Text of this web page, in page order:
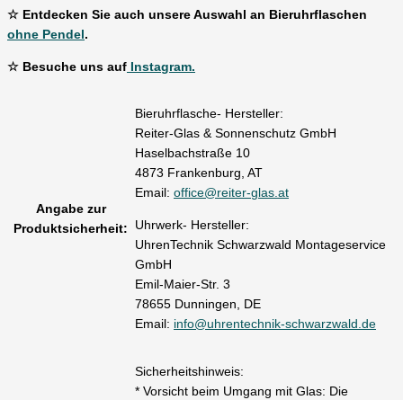
☆ Entdecken Sie auch unsere Auswahl an Bieruhrflaschen
ohne Pendel .
☆ Besuche uns auf Instagram.
Angabe zur
Produktsicherheit:
Bieruhrflasche- Hersteller:
Reiter-Glas & Sonnenschutz GmbH
Haselbachstraße 10
4873 Frankenburg, AT
Email: office@reiter-glas.at
Uhrwerk- Hersteller:
UhrenTechnik Schwarzwald Montageservice
GmbH
Emil-Maier-Str. 3
78655 Dunningen, DE
Email: info@uhrentechnik-schwarzwald.de
Sicherheitshinweis:
* Vorsicht beim Umgang mit Glas: Die